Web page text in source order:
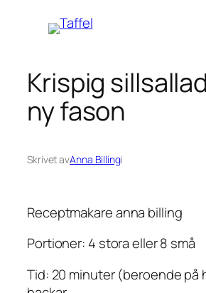
Krispig
ny fason
Skrivet avAnna Billingi
Receptmakare anna billing
Portioner: 4 stora eller 8 små
Tid: 20 minuter (beroende på